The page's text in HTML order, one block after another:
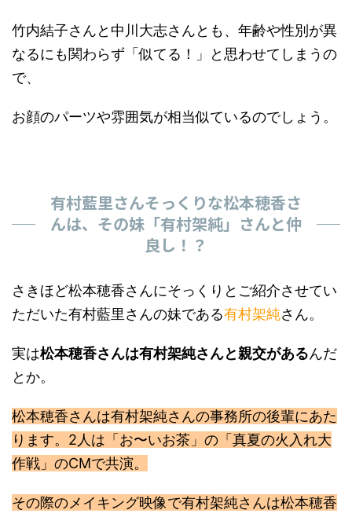
竹内結子さんと中川大志さんとも、年齢や性別が異
なるにも関わらず「似てる！」と思わせてしまうの
で、
お顔のパーツや雰囲気が相当似ているのでしょう。
有村藍里さんそっくりな松本穂香さ
んは、その妹「有村架純」さんと仲
良し！？
さきほど松本穂香さんにそっくりとご紹介させてい
ただいた有村藍里さんの妹である有村架純さん。
実は松本穂香さんは有村架純さんと親交があるんだ
とか。
松本穂香さんは有村架純さんの事務所の後輩にあた
ります。2人は「お〜いお茶」の「真夏の火入れ大
作戦」のCMで共演。
その際のメイキング映像で有村架純さんは松本穂香